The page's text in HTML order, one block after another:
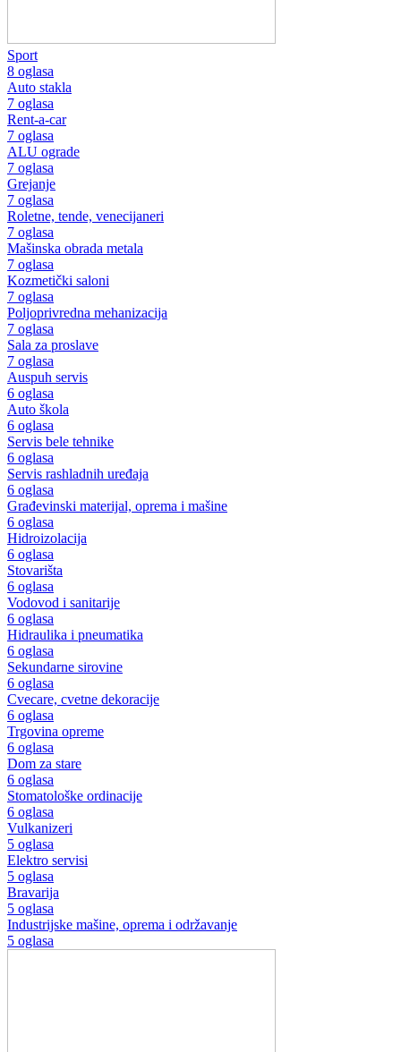
Sport
8 oglasa
Auto stakla
7 oglasa
Rent-a-car
7 oglasa
ALU ograde
7 oglasa
Grejanje
7 oglasa
Roletne, tende, venecijaneri
7 oglasa
Mašinska obrada metala
7 oglasa
Kozmetički saloni
7 oglasa
Poljoprivredna mehanizacija
7 oglasa
Sala za proslave
7 oglasa
Auspuh servis
6 oglasa
Auto škola
6 oglasa
Servis bele tehnike
6 oglasa
Servis rashladnih uređaja
6 oglasa
Građevinski materijal, oprema i mašine
6 oglasa
Hidroizolacija
6 oglasa
Stovarišta
6 oglasa
Vodovod i sanitarije
6 oglasa
Hidraulika i pneumatika
6 oglasa
Sekundarne sirovine
6 oglasa
Cvecare, cvetne dekoracije
6 oglasa
Trgovina opreme
6 oglasa
Dom za stare
6 oglasa
Stomatološke ordinacije
6 oglasa
Vulkanizeri
5 oglasa
Elektro servisi
5 oglasa
Bravarija
5 oglasa
Industrijske mašine, oprema i održavanje
5 oglasa